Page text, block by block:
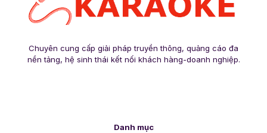
Chuyên cung cấp giải pháp truyền thông, quảng cáo đa
nền tảng, hệ sinh thái kết nối khách hàng-doanh nghiệp.
Danh mục